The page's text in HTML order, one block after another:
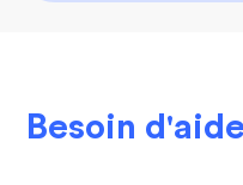
Besoin d'aide